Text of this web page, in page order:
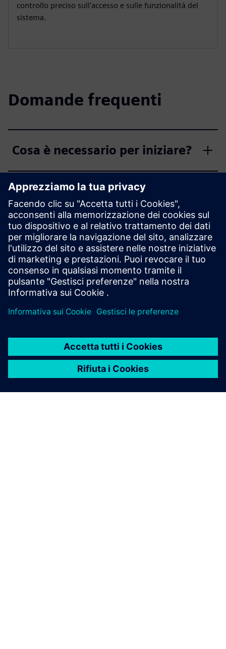
controllo preciso sull'accesso e sulle funzionalità del
sistema.
Domande frequenti
Cosa è necessario per iniziare?
Di quanti account ha bisogno
la mia azienda?
Posso gestire più utenti con un
solo account?